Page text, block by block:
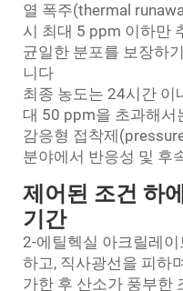
열 폭주(thermal
시 최대 5 ppm 이하만
균일한 분포를 보장하
니다
최종 농도는 24시간 이
대 50 ppm을 초과해서
감응형 접착제
분야에서 반응성 및 후
제어된 조건 하
기간
2-에틸헥실 아크릴레
하고, 직사광선을 피하
가한 후 산소가 풍부한